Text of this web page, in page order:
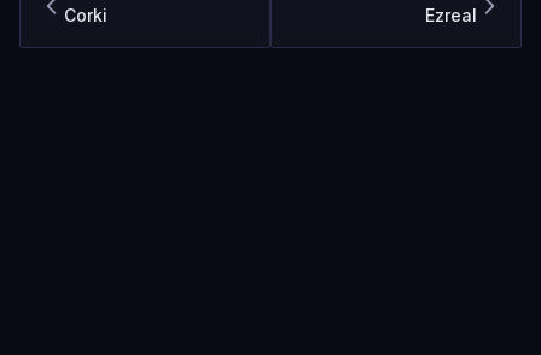
Corki Ezreal